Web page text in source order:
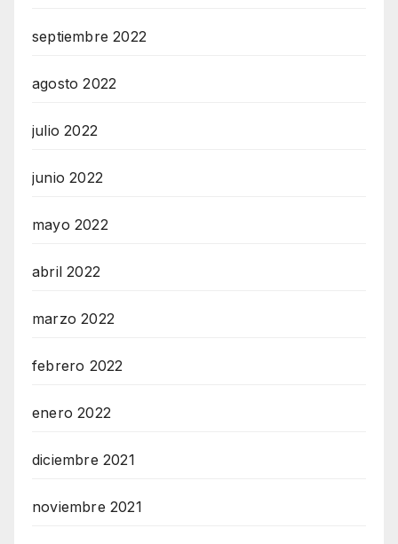
septiembre 2022
agosto 2022
julio 2022
junio 2022
mayo 2022
abril 2022
marzo 2022
febrero 2022
enero 2022
diciembre 2021
noviembre 2021